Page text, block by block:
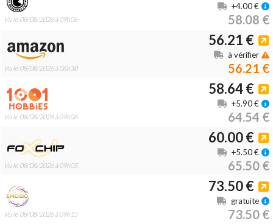
Vu le 08/08/2026 à 09h06 58.08 €
+4.00 €
Vu le 08/08/2026 à 06h38
56.21 €
56.21 €
à vérifier
Vu le 08/08/2026 à 09h06
58.64 €
64.54 €
+5.90 €
Vu le 08/08/2026 à 09h05
60.00 €
65.50 €
+5.50 €
Vu le 08/08/2026 à 09h15
73.50 €
73.50 €
gratuite